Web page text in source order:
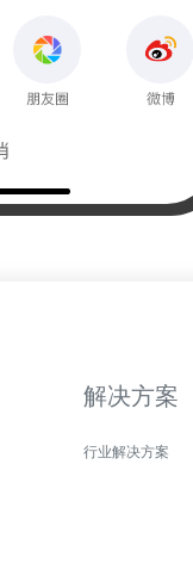
解决方案
行业解决方案